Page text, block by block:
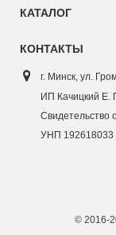
КАТАЛОГ
КОНТАКТЫ
г. Минск, ул. Г
ИП Качицкий Е.
Свидетельство
УНП 192618033
© 2016-